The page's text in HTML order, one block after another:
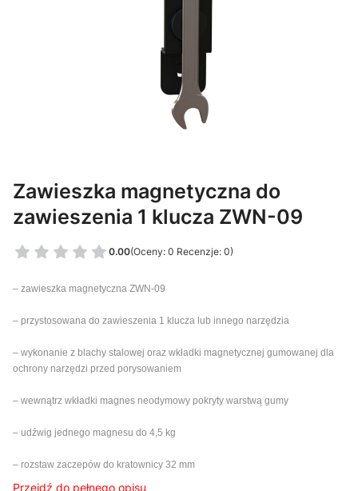
Zawieszka magnetyczna do
zawieszenia 1 klucza ZWN-09
0.00(Oceny: 0 Recenzje: 0)
– zawieszka magnetyczna ZWN-09
– przystosowana do zawieszenia 1 klucza lub innego narzędzia
– wykonanie z blachy stalowej oraz wkładki magnetycznej gumowanej dla
ochrony narzędzi przed porysowaniem
– wewnątrz wkładki magnes neodymowy pokryty warstwą gumy
– udźwig jednego magnesu do 4,5 kg
– rozstaw zaczepów do kratownicy 32 mm
Przejdź do pełnego opisu